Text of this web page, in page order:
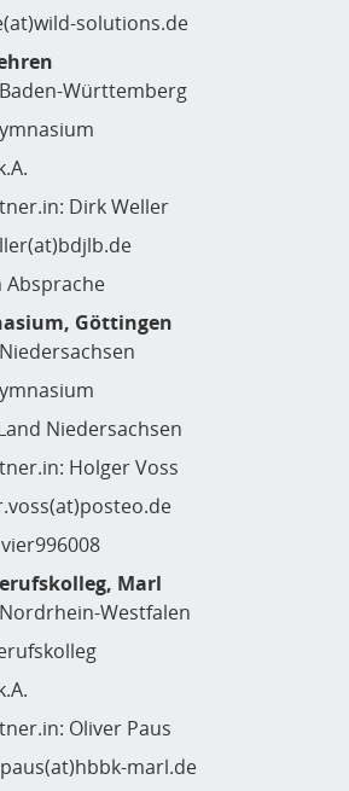
solutions.de
Württemberg
Dirk Weller
Absprache
Göttingen
Niedersachsen
Holger Voss
Marl
Westfalen
Oliver Paus
marl.de